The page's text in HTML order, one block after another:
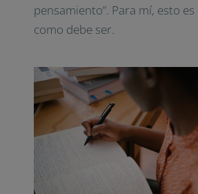
pensamiento”. Para mí, esto
como debe ser.